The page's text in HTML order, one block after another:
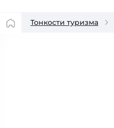
Тонкости туризма